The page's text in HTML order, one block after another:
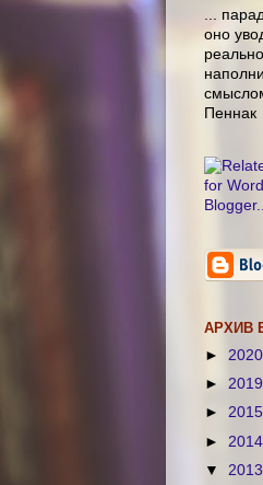
...
оно
Пеннак
АРХИВ
► 2020
► 2019
► 2015
► 2014
▼ 2013